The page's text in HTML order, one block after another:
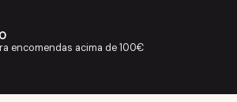
encomendas acima de 100€